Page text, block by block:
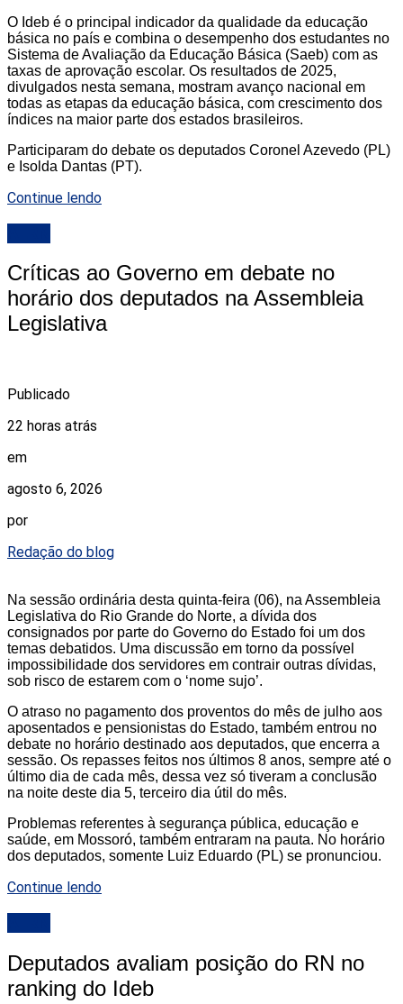
O Ideb é o principal indicador da qualidade da educação
básica no país e combina o desempenho dos estudantes no
Sistema de Avaliação da Educação Básica (Saeb) com as
taxas de aprovação escolar. Os resultados de 2025,
divulgados nesta semana, mostram avanço nacional em
todas as etapas da educação básica, com crescimento dos
índices na maior parte dos estados brasileiros.
Participaram do debate os deputados Coronel Azevedo (PL)
e Isolda Dantas (PT).
Continue lendo
Críticas ao Governo em debate no
horário dos deputados na Assembleia
Legislativa
Publicado
22 horas atrás
em
agosto 6, 2026
por
Redação do blog
Na sessão ordinária desta quinta-feira (06), na Assembleia
Legislativa do Rio Grande do Norte, a dívida dos
consignados por parte do Governo do Estado foi um dos
temas debatidos. Uma discussão em torno da possível
impossibilidade dos servidores em contrair outras dívidas,
sob risco de estarem com o ‘nome sujo’.
O atraso no pagamento dos proventos do mês de julho aos
aposentados e pensionistas do Estado, também entrou no
debate no horário destinado aos deputados, que encerra a
sessão. Os repasses feitos nos últimos 8 anos, sempre até o
último dia de cada mês, dessa vez só tiveram a conclusão
na noite deste dia 5, terceiro dia útil do mês.
Problemas referentes à segurança pública, educação e
saúde, em Mossoró, também entraram na pauta. No horário
dos deputados, somente Luiz Eduardo (PL) se pronunciou.
Continue lendo
Deputados avaliam posição do RN no
ranking do Ideb